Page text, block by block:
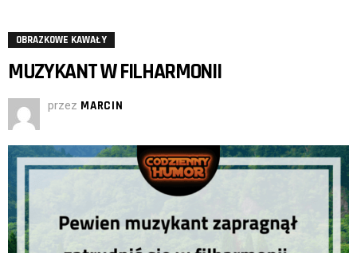
OBRAZKOWE KAWAŁY
MUZYKANT W FILHARMONII
przez MARCIN